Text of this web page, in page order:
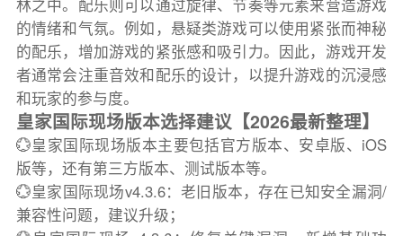
林之中。配乐则可以通过旋律、节奏等元素来营造游戏
的情绪和气氛。例如，悬疑类游戏可以使用紧张而神秘
的配乐，增加游戏的紧张感和吸引力。因此，游戏开发
者通常会注重音效和配乐的设计，以提升游戏的沉浸感
和玩家的参与度。
皇家国际现场版本选择建议【2026最新整理】
💮皇家国际现场版本主要包括官方版本、安卓版、iOS
版等，还有第三方版本、测试版本等。
💮皇家国际现场v4.3.6：老旧版本，存在已知安全漏洞/
兼容性问题，建议升级；